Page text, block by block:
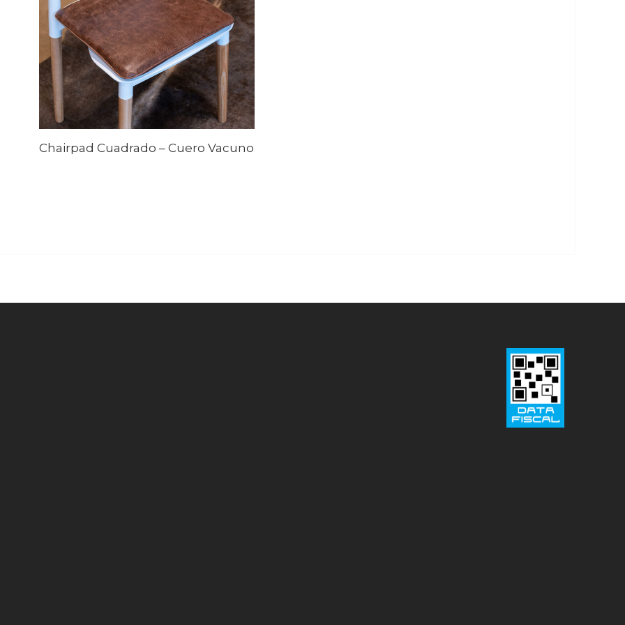
Chairpad Cuadrado – Cuero Vacuno